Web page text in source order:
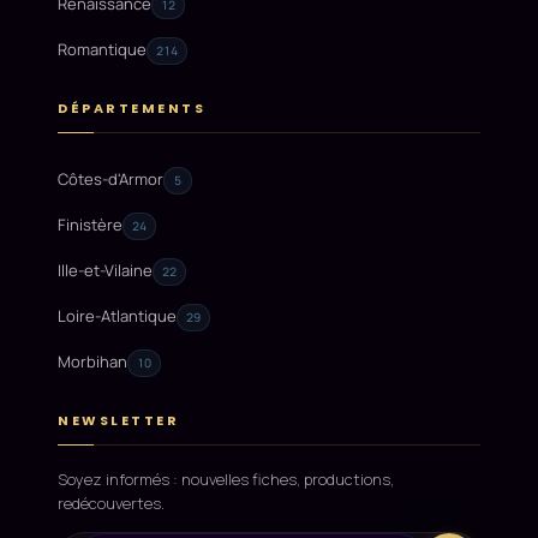
12
Romantique 214
DÉPARTEMENTS
Côtes-d'Armor 5
Finistère 24
Ille-et-Vilaine 22
Loire-Atlantique 29
Morbihan 10
NEWSLETTER
Soyez informés : nouvelles fiches, productions,
redécouvertes.